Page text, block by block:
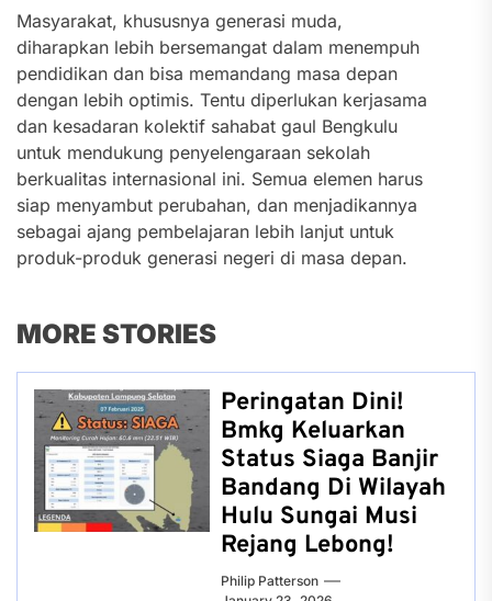
Masyarakat, khususnya generasi muda,
diharapkan lebih bersemangat dalam menempuh
pendidikan dan bisa memandang masa depan
dengan lebih optimis. Tentu diperlukan kerjasama
dan kesadaran kolektif sahabat gaul Bengkulu
untuk mendukung penyelengaraan sekolah
berkualitas internasional ini. Semua elemen harus
siap menyambut perubahan, dan menjadikannya
sebagai ajang pembelajaran lebih lanjut untuk
produk-produk generasi negeri di masa depan.
MORE STORIES
Peringatan Dini!
Bmkg Keluarkan
Status Siaga Banjir
Bandang Di Wilayah
Hulu Sungai Musi
Rejang Lebong!
Philip Patterson